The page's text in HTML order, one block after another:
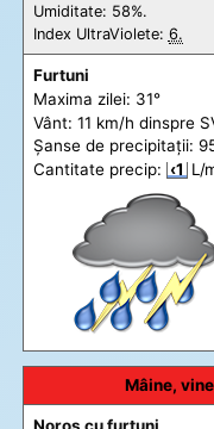
Umiditate: 58%.
Index UltraViolete: 6.
Furtuni
Maxima zilei: 31°
Vânt: 11 km/h dinspre
Șanse de precipitații:
Cantitate precip: ‹1 L/
Mâine,